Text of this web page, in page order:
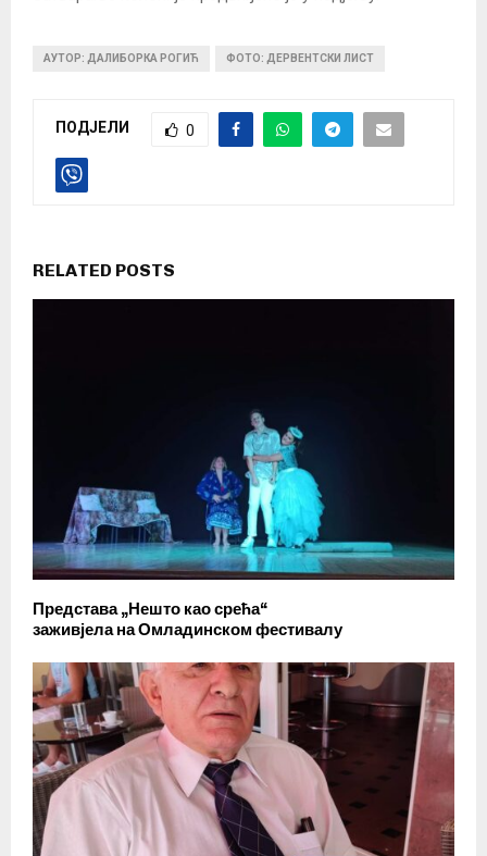
АУТОР: ДАЛИБОРКА РОГИЋ ФОТО: ДЕРВЕНТСКИ ЛИСТ
ПОДЈЕЛИ 0
RELATED POSTS
Представа „Нешто као срећа“
заживјела на Омладинском фестивалу